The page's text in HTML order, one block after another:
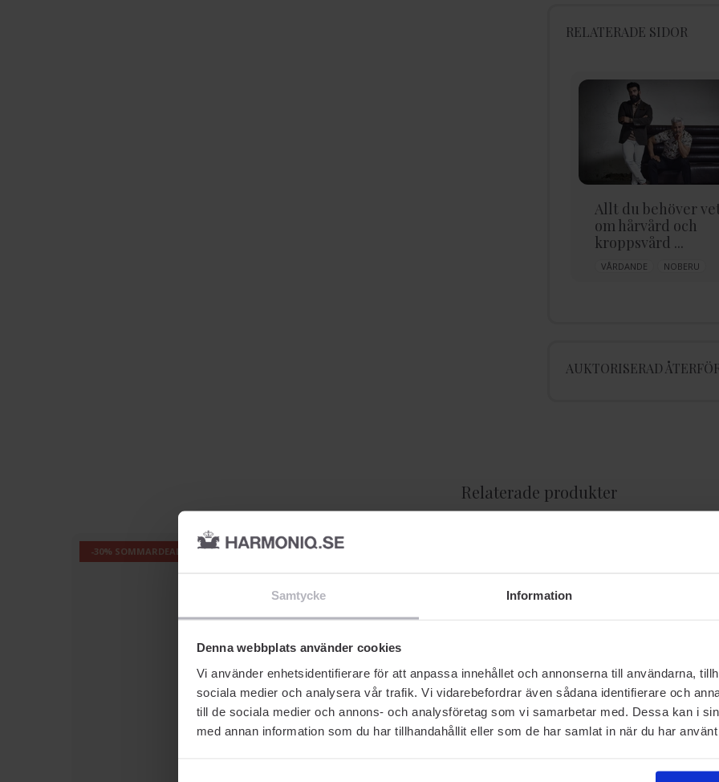
Samtycke Information
Denna webbplats använder cookies
Vi använder enhetsidentifierare för att anpassa innehållet och annonserna till användarna,
sociala medier och analysera vår trafik. Vi vidarebefordrar även sådana identifierare och
till de sociala medier och annons- och analysföretag som vi samarbetar med. Dessa kan i
med annan information som du har tillhandahållit eller som de har samlat in när du har
RELATERADE SIDOR
Allt du behöver
om hårvård och
kroppsvård ...
VÅRDANDE NOBERU
AUKTORISERAD
Relaterade produkter
-30% SOMMARDEALS